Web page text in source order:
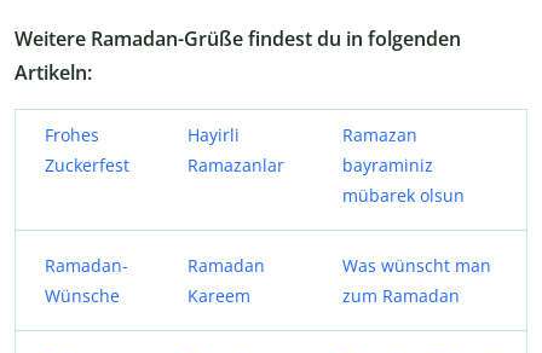
Weitere Ramadan-Grüße findest du in folgenden
Artikeln:
Frohes
Zuckerfest
Hayirli
Ramazanlar
Ramazan
bayraminiz
mübarek olsun
Ramadan-
Wünsche
Ramadan
Kareem
Was wünscht man
zum Ramadan